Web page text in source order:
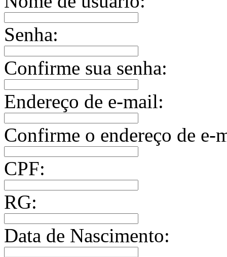
Senha:
Confirme sua senha:
Endereço de e-mail:
Confirme o endereço de e-
CPF:
RG:
Data de Nascimento: